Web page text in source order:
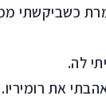
כשביקשתי
לה.
אהבתי את